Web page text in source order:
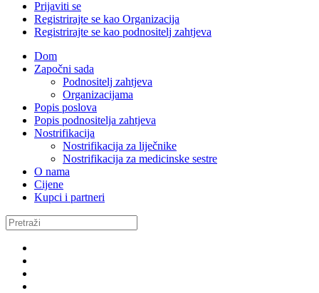
Prijaviti se
Registrirajte se kao Organizacija
Registrirajte se kao podnositelj zahtjeva
Dom
Započni sada
Podnositelj zahtjeva
Organizacijama
Popis poslova
Popis podnositelja zahtjeva
Nostrifikacija
Nostrifikacija za liječnike
Nostrifikacija za medicinske sestre
O nama
Cijene
Kupci i partneri